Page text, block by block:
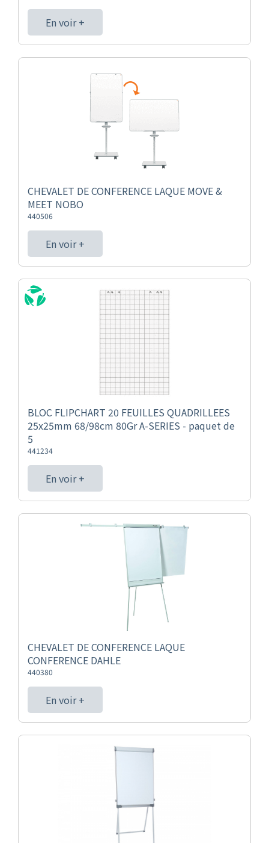
En voir +
CHEVALET DE CONFERENCE LAQUE MOVE &
MEET NOBO
440506
En voir +
BLOC FLIPCHART 20 FEUILLES QUADRILLEES
25x25mm 68/98cm 80Gr A-SERIES - paquet de
5
441234
En voir +
CHEVALET DE CONFERENCE LAQUE
CONFERENCE DAHLE
440380
En voir +